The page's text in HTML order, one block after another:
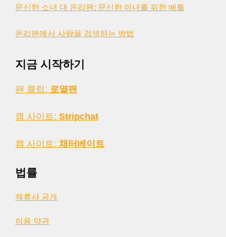
문신한 소녀 대 온리팬: 문신한 미녀를 위한 배틀
온리팬에서 사람을 검색하는 방법
지금 시작하기
팬 클럽: 로열팬
캠 사이트: Stripchat
캠 사이트: 채터베이트
법률
제휴사 공개
이용 약관